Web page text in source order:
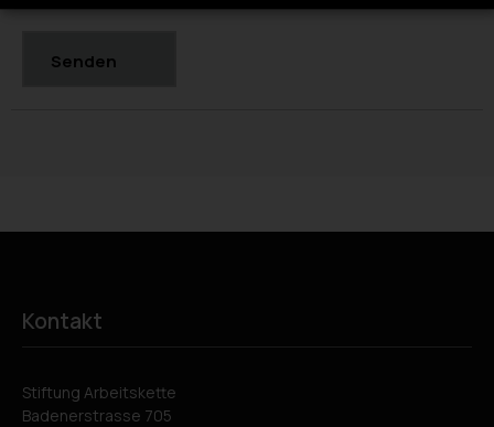
Senden
Kontakt
Stiftung Arbeitskette
Badenerstrasse 705